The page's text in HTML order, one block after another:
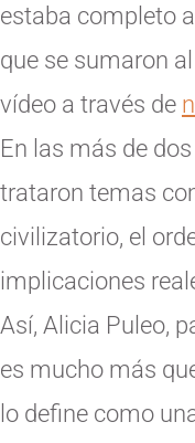
estaba completo
que se sumaron
vídeo a través de
En las más de
trataron temas
civilizatorio, el
implicaciones
Así, Alicia Puleo,
es mucho más
lo define como